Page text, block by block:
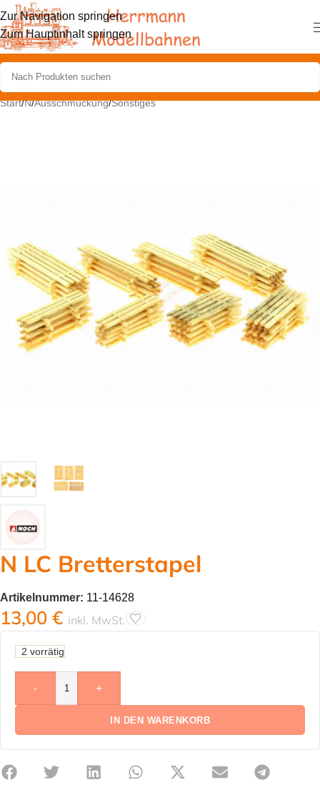
Zur Navigation springen
Zum Hauptinhalt springen
Start/N/Ausschmückung/Sonstiges
N LC Bretterstapel
Artikelnummer: 11-14628
13,00 € inkl. MwSt.
2 vorrätig
- +
IN DEN WARENKORB